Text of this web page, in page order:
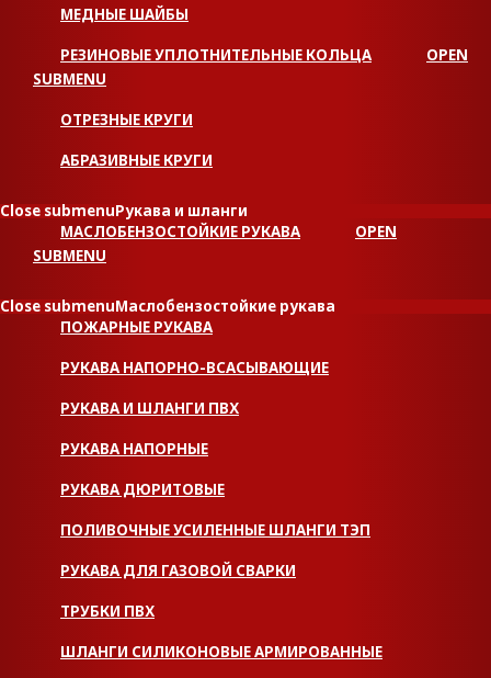
МЕДНЫЕ ШАЙБЫ
РЕЗИНОВЫЕ УПЛОТНИТЕЛЬНЫЕ КОЛЬЦА
OPEN
SUBMENU
ОТРЕЗНЫЕ КРУГИ
АБРАЗИВНЫЕ КРУГИ
Close submenuРукава и шланги
МАСЛОБЕНЗОСТОЙКИЕ РУКАВА
OPEN
SUBMENU
Close submenuМаслобензостойкие рукава
ПОЖАРНЫЕ РУКАВА
РУКАВА НАПОРНО-ВСАСЫВАЮЩИЕ
РУКАВА И ШЛАНГИ ПВХ
РУКАВА НАПОРНЫЕ
РУКАВА ДЮРИТОВЫЕ
ПОЛИВОЧНЫЕ УСИЛЕННЫЕ ШЛАНГИ ТЭП
РУКАВА ДЛЯ ГАЗОВОЙ СВАРКИ
ТРУБКИ ПВХ
ШЛАНГИ СИЛИКОНОВЫЕ АРМИРОВАННЫЕ